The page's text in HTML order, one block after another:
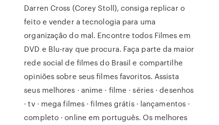
Darren Cross (Corey Stoll), consiga replicar o
feito e vender a tecnologia para uma
organização do mal. Encontre todos Filmes em
DVD e Blu-ray que procura. Faça parte da maior
rede social de filmes do Brasil e compartilhe
opiniões sobre seus filmes favoritos. Assista
seus melhores · anime · filme · séries · desenhos
· tv · mega filmes · filmes grátis · lançamentos ·
completo · online em português. Os melhores